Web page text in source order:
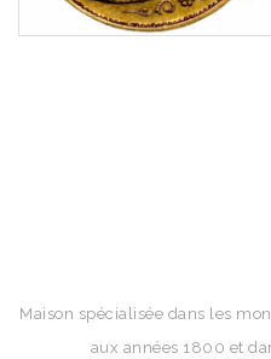
Maison spécialisée dans les
aux années 1800 et